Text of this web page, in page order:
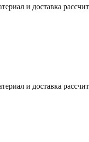
и доставка
и доставка